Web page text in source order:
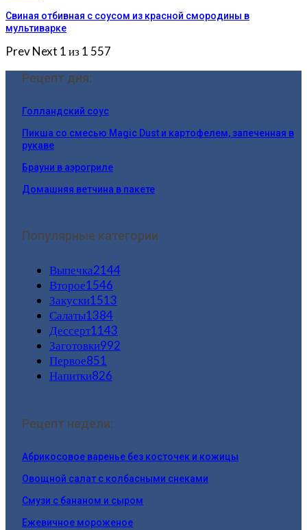
Свиная отбивная с соусом из красной смородины в
мультиварке
PrevNext 1 из 1 557
Рецепт дня:
Голландский соус
Пикша со смесью Mаgic Dust и картофелем, запеченная в
рукаве
Брауни в аэрогриле
Домашняя ветчина в пакете
Популярные категории
Выпечка2144
Второе1546
Закуски1513
Салаты1384
Дессерт1143
Заготовки992
Первое851
Напитки826
Рецепт недели:
Абрикосовое варенье без косточек и кожицы
Овощной салат с колбасными снеками
Смузи с бананом и сыром
Ежевичное мороженое